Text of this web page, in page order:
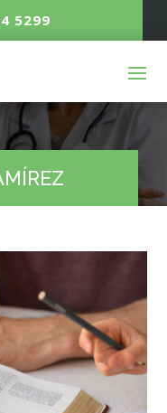
5299